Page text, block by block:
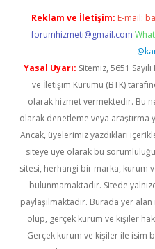
Reklam ve İletişim: E-mail:
forumhizmeti@gmail.com
Yasal Uyarı: Sitemiz, 5651
ve İletişim Kurumu (BTK)
olarak hizmet vermektedir. Bu
olarak denetleme veya araştırma
Ancak, üyelerimiz yazdıkları
siteye üye olarak bu
sitesi, herhangi bir marka, kurum
bulunmamaktadır. Sitede
paylaşılmaktadır. Burada yer
olup, gerçek kurum ve kişiler
Gerçek kurum ve kişiler ile isim